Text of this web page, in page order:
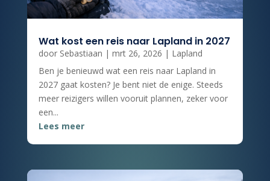
Wat kost een reis naar Lapland in 2027
door Sebastiaan | mrt 26, 2026 | Lapland
Ben je benieuwd wat een reis naar Lapland in
2027 gaat kosten? Je bent niet de enige. Steeds
meer reizigers willen vooruit plannen, zeker voor
een...
Lees meer